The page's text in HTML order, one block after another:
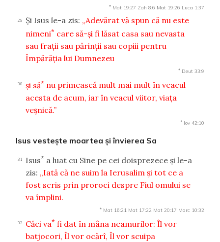
* Mat 19:27 Zah 8:6 Mat 19:26 Luca 1:37
29 Şi Isus le-a zis: „Adevărat vă spun că nu este
nimeni* care să-şi fi lăsat casa sau nevasta
sau fraţii sau părinţii sau copiii pentru
Împărăţia lui Dumnezeu
* Deut 33:9
30 şi să* nu primească mult mai mult în veacul
acesta de acum, iar în veacul viitor, viaţa
veşnică.”
* Iov 42:10
Isus vesteşte moartea şi învierea Sa
31 Isus* a luat cu Sine pe cei doisprezece şi le-a
zis: „Iată că ne suim la Ierusalim şi tot ce a
fost scris prin proroci despre Fiul omului se
va împlini.
* Mat 16:21 Mat 17:22 Mat 20:17 Marc 10:32
32 Căci va* fi dat în mâna neamurilor: Îl vor
batjocori, Îl vor ocărî, Îl vor scuipa